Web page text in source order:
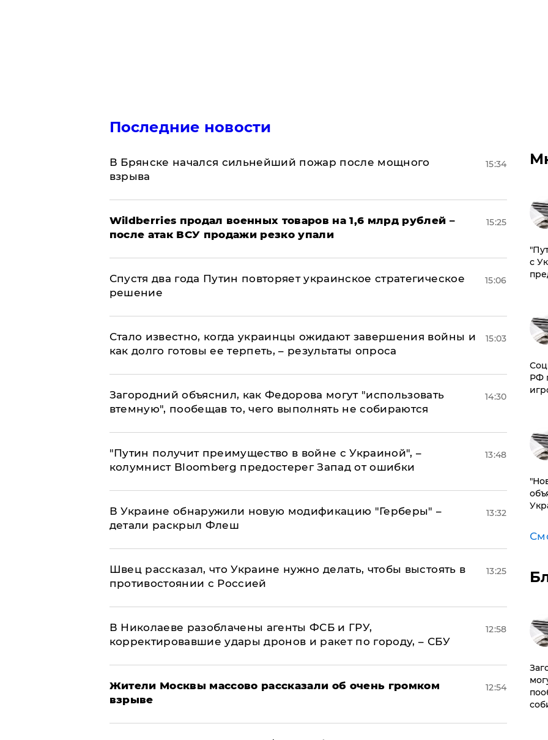
Последние новости
В Брянске начался сильнейший пожар после мощного
взрыва
15:34
​Wildberries продал военных товаров на 1,6 млрд рублей –
после атак ВСУ продажи резко упали
15:25
Спустя два года Путин повторяет украинское стратегическое
решение
15:06
Стало известно, когда украинцы ожидают завершения войны и
как долго готовы ее терпеть, – результаты опроса
15:03
Загородний объяснил, как Федорова могут "использовать
втемную", пообещав то, чего выполнять не собираются
14:30
"Путин получит преимущество в войне с Украиной", –
колумнист Bloomberg предостерег Запад от ошибки
13:48
В Украине обнаружили новую модификацию "Герберы" –
детали раскрыл Флеш
13:32
Швец рассказал, что Украине нужно делать, чтобы выстоять в
противостоянии с Россией
13:25
В Николаеве разоблачены агенты ФСБ и ГРУ,
корректировавшие удары дронов и ракет по городу, – СБУ
12:58
Жители Москвы массово рассказали об очень громком
взрыве
12:54
с
РФ